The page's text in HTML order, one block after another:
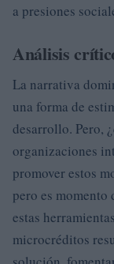
a presiones
Análisis
La narrativa
una forma de
desarrollo. Pero,
organizaciones
promover estos
pero es
estas
microcréditos